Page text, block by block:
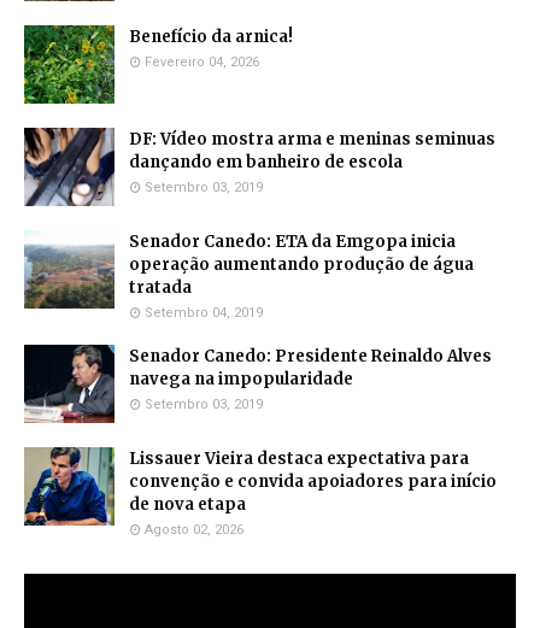
Benefício da arnica!
Fevereiro 04, 2026
DF: Vídeo mostra arma e meninas seminuas
dançando em banheiro de escola
Setembro 03, 2019
Senador Canedo: ETA da Emgopa inicia
operação aumentando produção de água
tratada
Setembro 04, 2019
Senador Canedo: Presidente Reinaldo Alves
navega na impopularidade
Setembro 03, 2019
Lissauer Vieira destaca expectativa para
convenção e convida apoiadores para início
de nova etapa
Agosto 02, 2026